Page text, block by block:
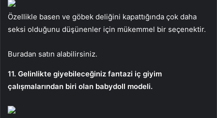
Özellikle basen ve göbek deliğini kapattığında çok daha
seksi olduğunu düşünenler için mükemmel bir seçenektir.
Buradan satın alabilirsiniz.
11. Gelinlikte giyebileceğiniz fantazi iç giyim
çalışmalarından biri olan babydoll modeli.